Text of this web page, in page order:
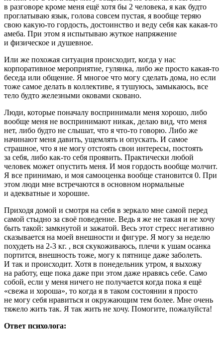
в разговоре кроме меня ещё хотя бы 2 человека, я как будто
проглатываю язык, голова совсем пустая, я вообще теряю
свою какую-то гордость, достоинство и веду себя как какая-то
амеба. При этом я испытываю жуткое напряжение
и физическое и душевное.
Или же похожая ситуация происходит, когда у нас
корпоративное мероприятие, гулянка, либо же просто какая-то
беседа или общение. Я многое что могу сделать дома, но если
тоже самое делать в коллективе, я тушуюсь, замыкаюсь, все
тело будто железными оковами сковано.
Люди, которые поначалу воспринимали меня хорошо, либо
вообще меня не воспринимают никак, делаю вид, что меня
нет, либо будто не слышат, что я что-то говорю. Либо же
начинают меня давить, ущемлять и опускать. И самое
страшное, что я не могу отстоять свои интересы, постоять
за себя, либо как-то себя проявить. Практически любой
человек может опустить меня. И моя гордость вообще молчит.
Я все принимаю, и моя самооценка вообще становится 0. При
этом люди мне встречаются в основном нормальные
и адекватные и хорошие.
Приходя домой и смотря на себя в зеркало мне самой перед
самой стыдно за своё поведение. Ведь я же не такая и не хочу
быть такой: замкнутой и зажатой. Весь этот стресс негативно
сказывается на моей внешности и фигуре. Я могу за неделю
похудеть на 2-3 кг. , вся скукоживаюсь, плечи к ушам осанка
портится, внешность тоже, могу к пятнице даже заболеть.
И так и происходит. Хотя в понедельник утром, я выхожу
на работу, еще пока даже при этом даже нравясь себе. Само
собой, если у меня ничего не получается когда пока я ещё
«свежа и хороша», то когда я в таком состоянии я просто
не могу себя нравиться и окружающим тем более. Мне очень
тяжело жить так. Я так жить не хочу. Помогите, пожалуйста!
Ответ психолога: